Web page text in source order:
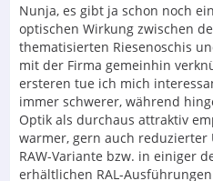
Nunja, es gibt ja schon noch
optischen Wirkung zwischen
thematisierten Riesenoschis
mit der Firma gemeinhin
ersteren tue ich mich
immer schwerer, während
Optik als durchaus attraktiv
warmer, gern auch reduzierter
RAW-Variante bzw. in einiger
erhältlichen RAL-